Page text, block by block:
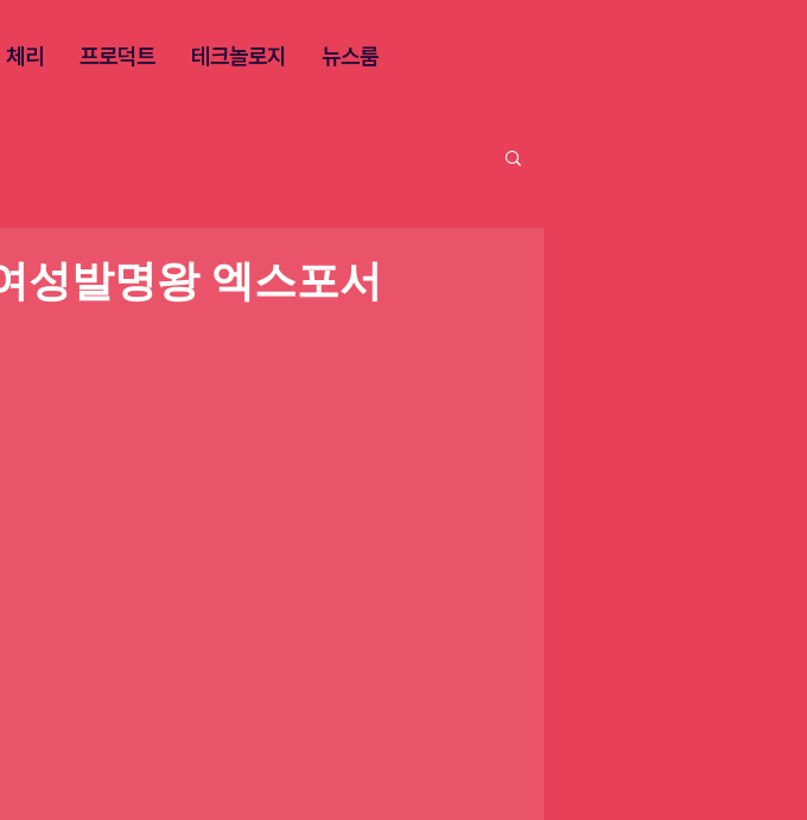
체리 프로덕트 테크놀로지 뉴스룸
성발명왕 엑스포서